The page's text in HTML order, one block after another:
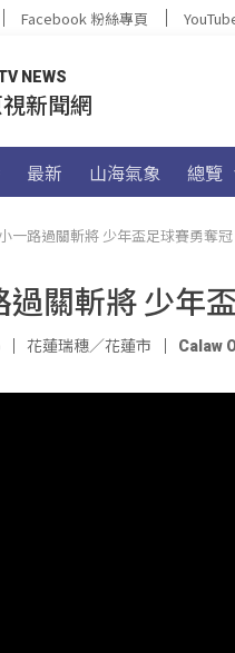
Facebook 粉絲專頁
NEWS
新聞網
最新 山海氣象 總覽
一路過關斬將 少年盃足球賽勇奪冠
關斬將 少年
花蓮瑞穗／花蓮市 Calaw